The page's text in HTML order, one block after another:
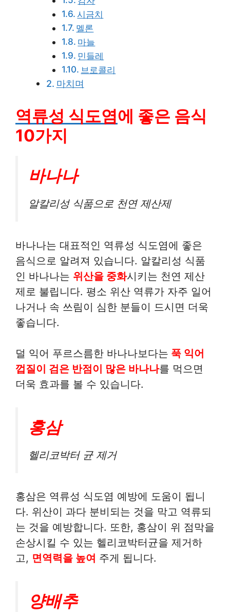
시금치
멜론
마늘
민들레
브로콜리
마치며
역류성 식도염에 좋은 음식
10가지
바나나
알칼리성 식품으로 천연 제산제
바나나는 대표적인 역류성 식도염에 좋은
음식으로 알려져 있습니다. 알칼리성 식품
인 바나나는 위산을 중화시키는 천연 제산
제로 불립니다. 평소 위산 역류가 자주 일어
나거나 속 쓰림이 심한 분들이 드시면 더욱
좋습니다.
덜 익어 푸르스름한 바나나보다는 푹 익어
껍질이 검은 반점이 많은 바나나를 먹으면
더욱 효과를 볼 수 있습니다.
홍삼
헬리코박터 균 제거
홍삼은 역류성 식도염 예방에 도움이 됩니
다. 위산이 과다 분비되는 것을 막고 역류되
는 것을 예방합니다. 또한, 홍삼이 위 점막을
손상시킬 수 있는 헬리코박터균을 제거하
고, 면역력을 높여 주게 됩니다.
양배추